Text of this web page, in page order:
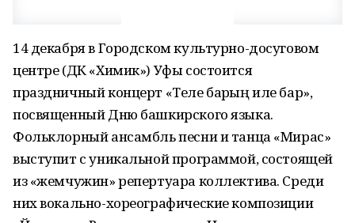
14 декабря в Городском культурно-досуговом
центре (ДК «Химик») Уфы состоится
праздничный концерт «Теле барҙың иле бар»,
посвященный Дню башкирского языка.
Фольклорный ансамбль песни и танца «Мирас»
выступит с уникальной программой, состоящей
из «жемчужин» репертуара коллектива. Среди
них вокально-хореографические композиции